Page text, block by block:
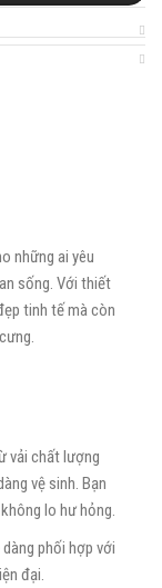
những ai yêu
sống. Với thiết
tinh tế mà còn
vải chất lượng
vệ sinh. Bạn
lo hư hỏng.
phối hợp với
đại.